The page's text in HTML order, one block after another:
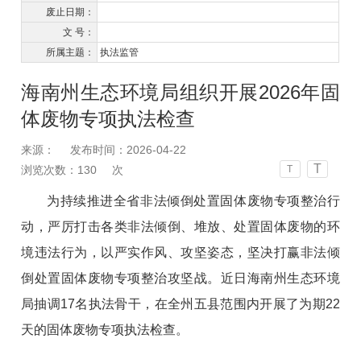
废止日期：
文 号：
所属主题：
执法监管
海南州生态环境局组织开展2026年固
体废物专项执法检查
来源：
发布时间：2026-04-22
浏览次数： 130 次 T T
为持续推进全省非法倾倒处置固体废物专项整治行
动 ， 严厉打击各类非法倾倒、堆放、处置固体废物的环
境违法行为 ，以严实作风、攻坚姿态，坚决打赢非法倾
倒处置固体废物专项整治攻坚战。 近日 海南州生态环境
局抽调17名执法骨干 ， 在全州 五县范围内开展了为期22
天的固体废物专项执法检查。